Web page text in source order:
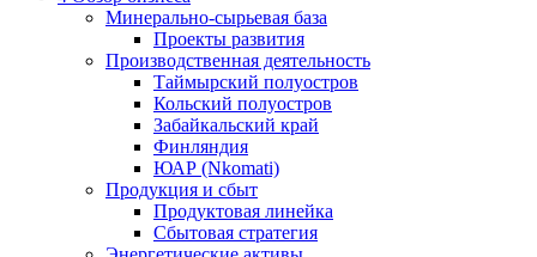
Минерально-сырьевая база
Проекты развития
Производственная деятельность
Таймырский полуостров
Кольский полуостров
Забайкальский край
Финляндия
ЮАР (Nkomati)
Продукция и сбыт
Продуктовая линейка
Сбытовая стратегия